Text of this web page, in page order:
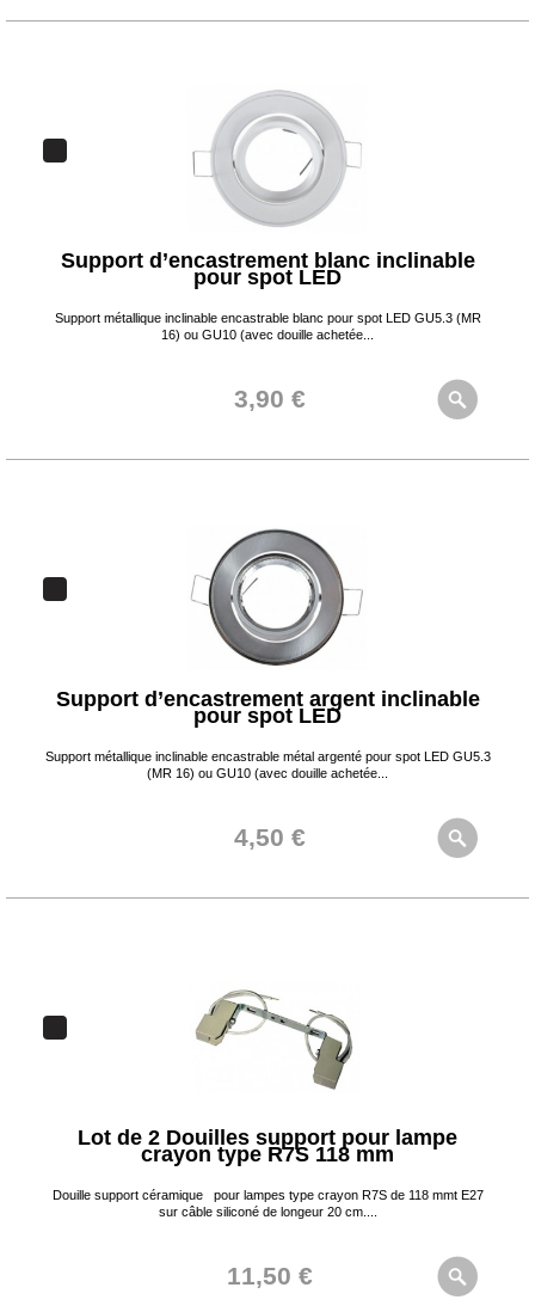
Support d’encastrement blanc inclinable
pour spot LED
Support métallique inclinable encastrable blanc pour spot LED GU5.3 (MR
16) ou GU10 (avec douille achetée...
3,90 €
Support d’encastrement argent inclinable
pour spot LED
Support métallique inclinable encastrable métal argenté pour spot LED GU5.3
(MR 16) ou GU10 (avec douille achetée...
4,50 €
Lot de 2 Douilles support pour lampe
crayon type R7S 118 mm
Douille support céramique pour lampes type crayon R7S de 118 mmt E27
sur câble siliconé de longeur 20 cm....
11,50 €